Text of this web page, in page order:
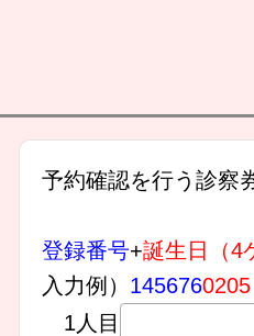
予約確認を行う診察
登録番号+誕生日（4
入力例） 1456760205
1人目